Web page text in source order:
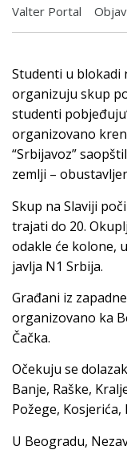
Valter Portal
Studenti u blokadi
organizuju skup
studenti
organizovano
“Srbijavoz”
zemlji –
Skup na Slaviji
trajati do 20.
odakle će kolone,
javlja N1 Srbija.
Građani iz
organizovano ka
Čačka.
Očekuju se
Banje, Raške,
Požege,
U Beogradu,